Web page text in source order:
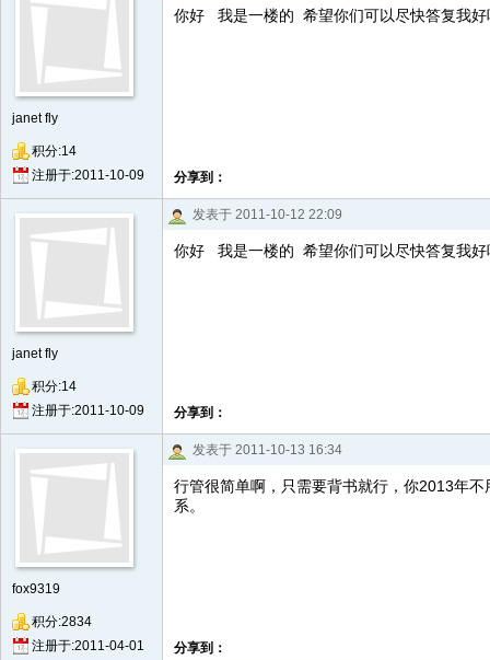
janet fly
积分:14
注册于:2011-10-09
你好 我是一楼的 希望你们可以尽快答复我
分享到：
janet fly
积分:14
注册于:2011-10-09
发表于 2011-10-12 22:09
你好 我是一楼的 希望你们可以尽快答复我
分享到：
fox9319
积分:2834
注册于:2011-04-01
发表于 2011-10-13 16:34
行管很简单啊，只需要背书就行，你2013年
系。
分享到：